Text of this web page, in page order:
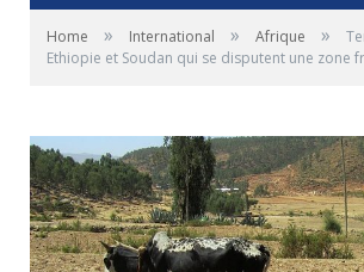
Home » International » Afrique »
Ethiopie et Soudan qui se disputent une zone